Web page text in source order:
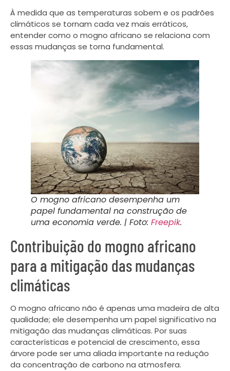
À medida que as temperaturas sobem e os padrões
climáticos se tornam cada vez mais erráticos,
entender como o mogno africano se relaciona com
essas mudanças se torna fundamental.
O mogno africano desempenha um
papel fundamental na construção de
uma economia verde. | Foto: Freepik.
Contribuição do mogno africano
para a mitigação das mudanças
climáticas
O mogno africano não é apenas uma madeira de alta
qualidade; ele desempenha um papel significativo na
mitigação das mudanças climáticas. Por suas
características e potencial de crescimento, essa
árvore pode ser uma aliada importante na redução
da concentração de carbono na atmosfera.